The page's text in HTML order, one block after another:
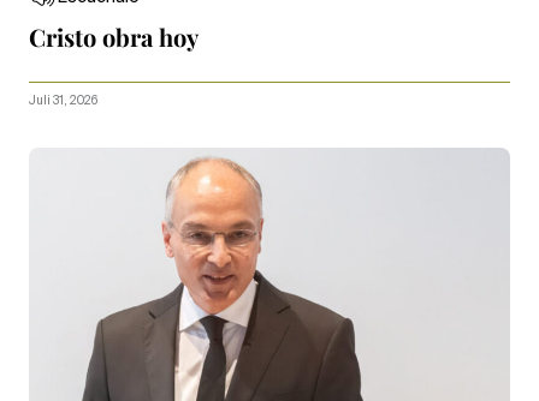
Cristo obra hoy
Juli 31, 2026